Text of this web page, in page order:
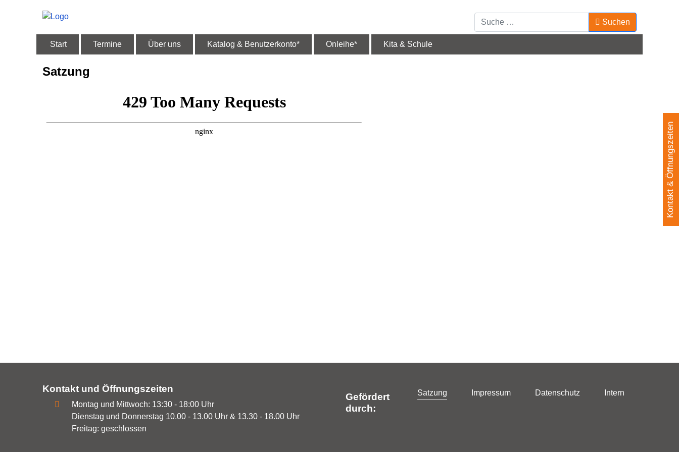
Suchen
Start Termine Über uns Katalog & Benutzerkonto* Onleihe* Kita & Schule
Satzung
Kontakt und Öffnungszeiten
Montag und Mittwoch: 13:30 - 18:00 Uhr
Dienstag und Donnerstag 10.00 - 13.00 Uhr & 13.30 - 18.00 Uhr
Freitag: geschlossen
Satzung Impressum Datenschutz Intern
Gefördert
durch:
Kontakt & Öffnungszeiten